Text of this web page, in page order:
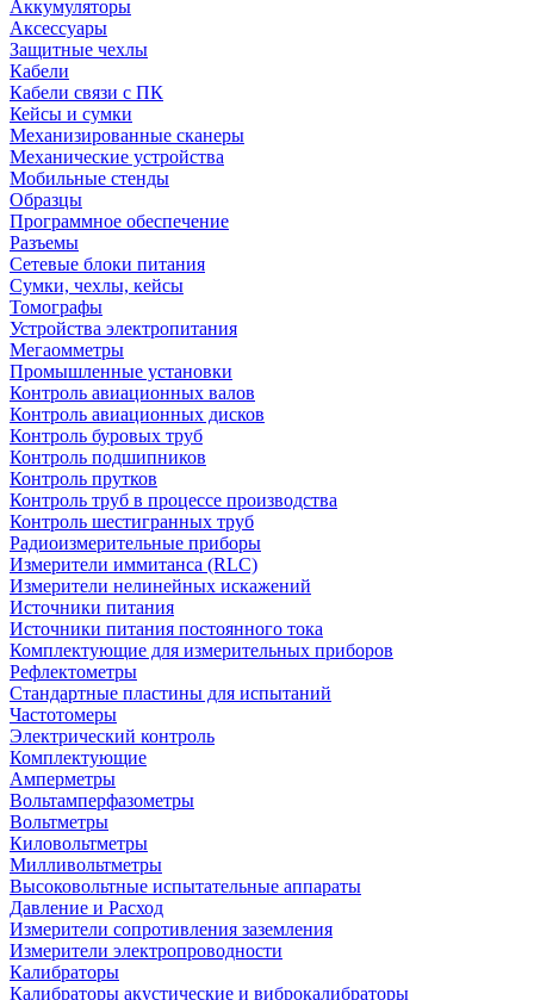
Аккумуляторы
Аксессуары
Защитные чехлы
Кабели
Кабели связи с ПК
Кейсы и сумки
Механизированные сканеры
Механические устройства
Мобильные стенды
Образцы
Программное обеспечение
Разъемы
Сетевые блоки питания
Сумки, чехлы, кейсы
Томографы
Устройства электропитания
Мегаомметры
Промышленные установки
Контроль авиационных валов
Контроль авиационных дисков
Контроль буровых труб
Контроль подшипников
Контроль прутков
Контроль труб в процессе производства
Контроль шестигранных труб
Радиоизмерительные приборы
Измерители иммитанса (RLC)
Измерители нелинейных искажений
Источники питания
Источники питания постоянного тока
Комплектующие для измерительных приборов
Рефлектометры
Стандартные пластины для испытаний
Частотомеры
Электрический контроль
Комплектующие
Амперметры
Вольтамперфазометры
Вольтметры
Киловольтметры
Милливольтметры
Высоковольтные испытательные аппараты
Давление и Расход
Измерители сопротивления заземления
Измерители электропроводности
Калибраторы
Калибраторы акустические и виброкалибраторы